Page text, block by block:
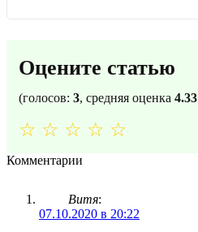
Оцените статью
(голосов: 3, средняя оценка 4.33
☆ ☆ ☆ ☆ ☆
Комментарии
Витя:
07.10.2020 в 20:22